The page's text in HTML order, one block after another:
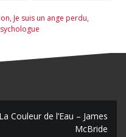
et Miles Hyman
,Je suis un ange perdu,
La Couleur de l’Eau – James
McBride